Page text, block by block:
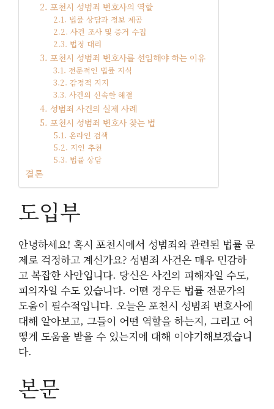
2. 포천시 성범죄 변호사의 역할
2.1. 법률 상담과 정보 제공
2.2. 사건 조사 및 증거 수집
2.3. 법정 대리
3. 포천시 성범죄 변호사를 선임해야 하는 이유
3.1. 전문적인 법률 지식
3.2. 감정적 지지
3.3. 사건의 신속한 해결
4. 성범죄 사건의 실제 사례
5. 포천시 성범죄 변호사 찾는 법
5.1. 온라인 검색
5.2. 지인 추천
5.3. 법률 상담
결론
도입부
안녕하세요! 혹시 포천시에서 성범죄와 관련된 법률 문
제로 걱정하고 계신가요? 성범죄 사건은 매우 민감하
고 복잡한 사안입니다. 당신은 사건의 피해자일 수도,
피의자일 수도 있습니다. 어떤 경우든 법률 전문가의
도움이 필수적입니다. 오늘은 포천시 성범죄 변호사에
대해 알아보고, 그들이 어떤 역할을 하는지, 그리고 어
떻게 도움을 받을 수 있는지에 대해 이야기해보겠습니
다.
본문